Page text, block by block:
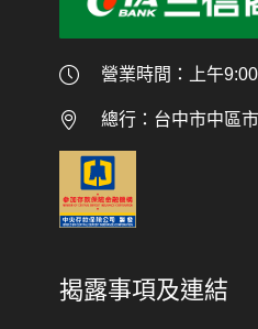
營業時間：上午
總行：台中市中區
揭露事項及連結